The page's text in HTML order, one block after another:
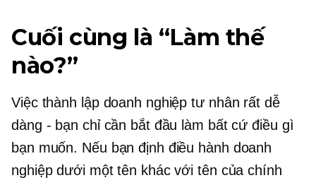
Cuối cùng là “Làm thế
nào?”
Việc thành lập doanh nghiệp tư nhân rất dễ
dàng - bạn chỉ cần bắt đầu làm bất cứ điều gì
bạn muốn. Nếu bạn định điều hành doanh
nghiệp dưới một tên khác với tên của chính